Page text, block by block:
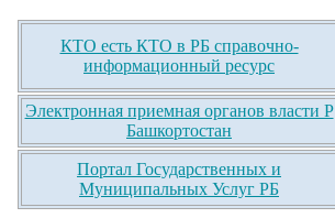
КТО есть КТО в РБ справочно-
информационный ресурс
Электронная приемная органов власти Р
Башкортостан
Портал Государственных и
Муниципальных Услуг РБ